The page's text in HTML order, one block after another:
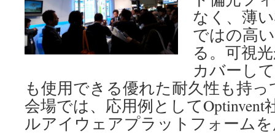
なく、薄
ではの高
る。可視
カバーし
も使用できる優れた耐久性も持
会場では、応用例としてOptinvent
ルアイウェアプラットフォーム